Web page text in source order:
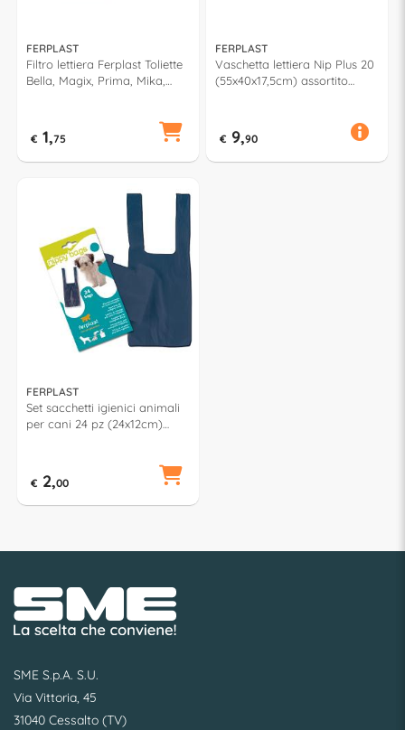
FERPLAST
Filtro lettiera Ferplast Toliette
Bella, Magix, Prima, Mika,
€ 1,75
FERPLAST
Vaschetta lettiera Nip Plus 20
(55x40x17,5cm) assortito
€ 9,90
FERPLAST
Set sacchetti igienici animali
per cani 24 pz (24x12cm)
€ 2,00
SME S.p.A. S.U.
Via Vittoria, 45
31040 Cessalto (TV)